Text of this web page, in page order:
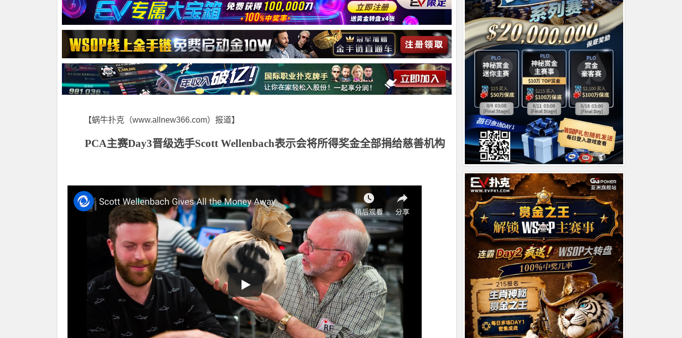
【蜗牛扑克（www.allnew366.com）报道】
PCA主赛Day3晋级选手Scott Wellenbach表示会将所得奖金全部捐给慈善机构